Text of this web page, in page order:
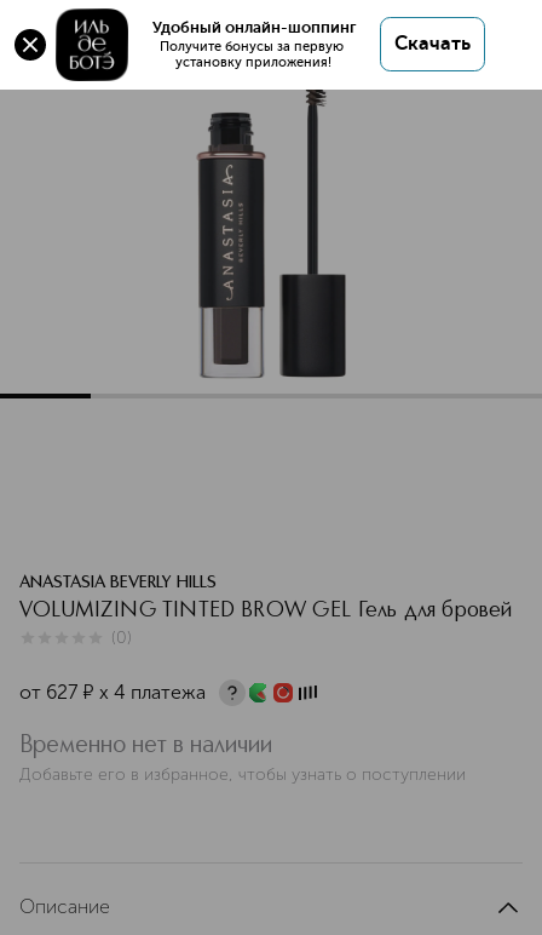
Удобный онлайн-шоппинг
Получите бонусы за первую
установку приложения!
Скачать
VOLUMIZING TINTED BROW GEL Гель для бровей
VOLUMIZING TINTED BROW GEL Гель для бровей
ANASTASIA BEVERLY HILLS
VOLUMIZING TINTED BROW GEL Гель для бровей
(0)
от 627 ¤ х 4 платежа
Временно нет в наличии
Добавьте его в избранное, чтобы узнать о поступлении
Описание